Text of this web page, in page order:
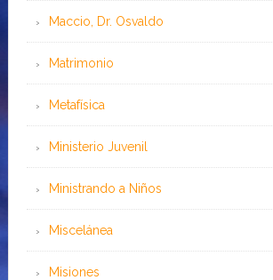
Maccio, Dr. Osvaldo
Matrimonio
Metafísica
Ministerio Juvenil
Ministrando a Niños
Miscelánea
Misiones